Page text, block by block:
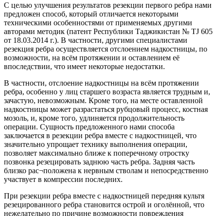
С целью улучшения результатов резекции первого ребра нами
предложен способ, который отличается некоторыми
техническими особенностями от применяемых другими
авторами методик (патент Республики Таджикистан № TJ 605
от 18.03.2014 г.). В частности, другими специалистами
резекция ребра осуществляется отслоением надкостницы, по
возможности, на всём протяжении и оставлением её
впоследствии, что имеет некоторые недостатки.
В частности, отслоение надкостницы на всём протяжении
ребра, особенно у лиц старшего возраста является трудным и,
зачастую, невозможным. Кроме того, на месте оставленной
надкостницы может разрастаться рубцовый процесс, костная
мозоль, и, кроме того, удлиняется продолжительность
операции. Сущность предложенного нами способа
заключается в резекции ребра вместе с надкостницей, что
значительно упрощает технику выполнения операции,
позволяет максимально ближе к поперечному отростку
позвонка резецировать заднюю часть ребра. Задняя часть
близко рас¬положена к нервным стволам и непосредственно
участвует в компрессии последних.
При резекции ребра вместе с надкостницей передняя культя
резецированного ребра становится острой и оголённой, что
нежелательно по причине возможности повреждения